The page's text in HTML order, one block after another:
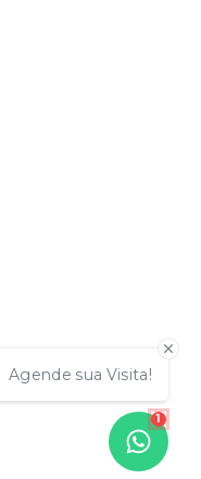
Agende sua Visita!
1
Imóveis - Todos os